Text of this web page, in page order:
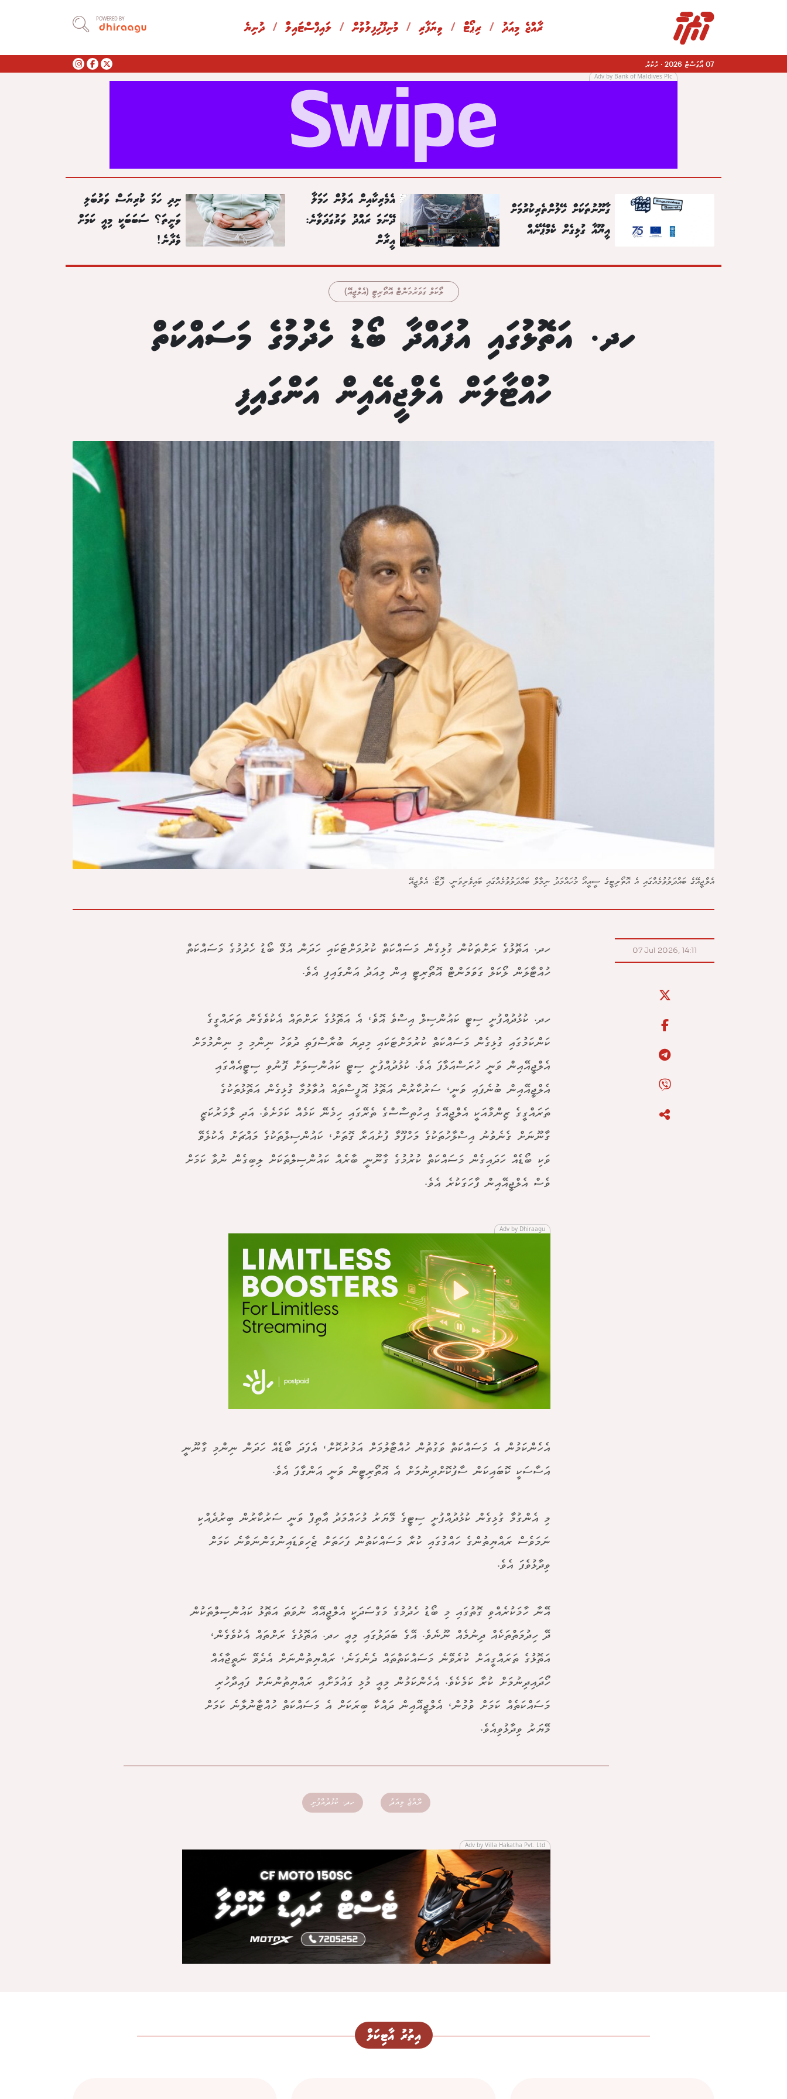
ރާއްޖެ މިއަދު / ރިޕޯޓް / ވިޔަފާރި / މުނިފޫހިފިލުވުން / ލައިފްސްޓައިލް / ދުނިޔެ
POWERED BY
07 އޯގަސްޓް 2026 · ހުކުރު
Adv by Bank of Maldives Plc
|
ގާނޫނުތަކަށް ހޭލުންތެރިކުރުމަށް
އީޔޫއާ ގުޅިގެން ކެމްޕޭނެއް
އެމެރިކާއިން އަލުން ހަމަލާ
ދޭނަމަ ރައްދު ވަރުގަދަވާނެ:
އީރާން
ނިދި ހަމަ ކުރިޔަސް ވަރުބަލި
ވަނީތަ؟ ސަބަބަކީ މިއީ ކަމަށް
ވެދާނެ!
ލޯކަލް ގަވަރުމަންޓް އޮތޯރިޓީ (އެލްޖީއޭ)
ހދ. އަތޮޅުގައި އުފައްދާ ބޯޑު ހެދުމުގެ މަސައްކަތް
ހުއްޓާލަން އެލްޖީއޭއިން އަންގައިފި
އެލްޖީއޭގެ ބައްދަލުވުމެއްގައި އެ އޮތޯރިޓީގެ ސީއީއޯ މުހައްމަދު ނިމާލް ބައްދަލުވުމެއްގައި ބައިވެރިވަނީ. ފޮޓޯ: އެލްޖީއޭ
07 Jul 2026, 14:11
ހދ. އަތޮޅުގެ ރަށްތަކުން ގުޅިގެން މަސައްކަތް ކުރުމަށްޓަކައި ހަދަން އުޅޭ ބޯޑު ހެދުމުގެ މަސައްކަތް
ހުއްޓާލަން ލޯކަލް ގަވަމަންޓް އޮތޯރިޓީ އިން މިއަދު އަންގައިފި އެވެ.
ހދ. ކުޅުދުއްފުށީ ސިޓީ ކައުންސިލް އިސްވެ އޮވެ، އެ އަތޮޅުގެ ރަށްތައް އެކުވެގެން ތަރައްގީގެ
ކަންކަމުގައި ގުޅިގެން މަސައްކަތް ކުރުމަށްޓަކައި މިދިޔަ ބުރާސްފަތި ދުވަހު ނިންމި މި ނިންމުމަށް
އެލްޖީއޭއިން ވަނީ ހުރަސްއަޅާފަ އެވެ. ކުޅުދުއްފުށީ ސިޓީ ކައުންސިލަށް ފޮނުވި ސިޓީއެއްގައި
އެލްޖީއޭއިން ބުނެފައި ވަނީ، ސަރުކާރުން އަތޮޅު އޮފީސްތައް އުވާލުމާ ގުޅިގެން އަތޮޅުތަކުގެ
ތަރައްގީގެ ޒިންމާއަކީ އެލްޖީއޭގެ އިހުތިސާސްގެ ތެރޭގައި ހިމެނޭ ކަމެއް ކަމަށެވެ. އަދި ލާމަރުކަޒީ
ގާނޫނަށް ގެނެވުނު އިސްލާހުތަކުގެ މަހްފޫމާ ފުށުއަރާ ގޮތަށް، ކައުންސިލްތަކުގެ މައްޗަށް އެކުލެވޭ
ވަކި ބޯޑެއް ހަދައިގެން މަސައްކަތް ކުރުމުގެ ގާނޫނީ ބާރެއް ކައުންސިލްތަކަށް ލިބިގެން ނުވާ ކަމަށް
ވެސް އެލްޖީއޭއިން ފާހަގަކުރެ އެވެ.
Adv by Dhiraagu
އެހެންކަމުން އެ މަސައްކަތް ވަގުތުން ހުއްޓާލުމަށް އަމުރުކޮށް، އެފަދަ ބޯޑެއް ހަދަން ނިންމި ގާނޫނީ
އަސާސަކީ ކޮބައިކަން ސާފުކޮށްދިނުމަށް އެ އޮތޯރިޓީން ވަނީ އަންގާފަ އެވެ.
މި އެންގުމާ ގުޅިގެން ކުޅުދުއްފުށީ ސިޓީގެ މޭޔަރު މުހައްމަދު އާތިފް ވަނީ ސަރުކާރުން ބިރުދެއްކި
ނަމަވެސް ރައްޔިތުންގެ ހައްގުގައި ކުރާ މަސައްކަތުން ފަހަތަށް ޖެހިވަޑައިނުގަންނަވާނެ ކަމަށް
ވިދާޅުވެފަ އެވެ.
އޭނާ ހާމަކުރެއްވި ގޮތުގައި މި ބޯޑު ހެދުމުގެ މަގްސަދަކީ އެލްޖީއޭއާ ނުވަތަ އަތޮޅު ކައުންސިލްތަކުން
ދޭ ހިދުމަތްތަކެއް ދިނުމެއް ނޫނެވެ. އޭގެ ބަދަލުގައި މިއީ ހދ. އަތޮޅުގެ ރަށްތައް އެކުވެގެން،
އަތޮޅުގެ ތަރައްގީއަށް ކުރެވޭނެ މަސައްކަތްތައް ދެނެގަނެ، ރައްޔިތުންނަށް އެދެވޭ ނަތީޖާއެއް
ހޯދައިދިނުމަށް ކުރާ ކަމެކެވެ. އެހެންކަމުން މިއީ މުޅި ގައުމަށާއި ރައްޔިތުންނަށް ފައިދާހުރި
މަސައްކަތެއް ކަމަށް ވުމުން، އެލްޖީއޭއިން ދައްކާ ބިރަކަށް އެ މަސައްކަތް ހުއްޓާނުލާނެ ކަމަށް
މޭޔަރު ވިދާޅުވިއެވެ.
ރާއްޖެ މިއަދު ހދ. ކުޅުދުއްފުށި
Adv by Villa Hakatha Pvt. Ltd
އިތުރު އާޓިކަލް